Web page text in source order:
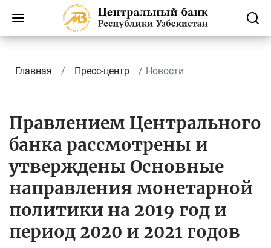
Главная Пресс-центр Новости
Правлением Центрального
банка рассмотрены и
утверждены Основные
направления монетарной
политики на 2019 год и
период 2020 и 2021 годов